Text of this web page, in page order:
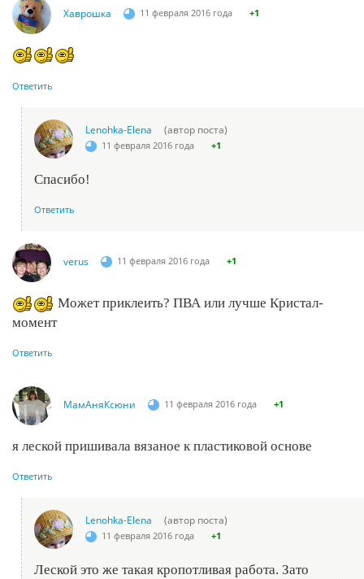
Хаврошка 11 февраля 2016 года +1
Ответить
Lenohka-Elena (автор поста)
11 февраля 2016 года +1
Спасибо!
Ответить
verus 11 февраля 2016 года +1
Может приклеить? ПВА или лучше Кристал-
момент
Ответить
МамАняКсюни 11 февраля 2016 года +1
я леской пришивала вязаное к пластиковой основе
Ответить
Lenohka-Elena (автор поста)
11 февраля 2016 года +1
Леской это же такая кропотливая работа. Зато